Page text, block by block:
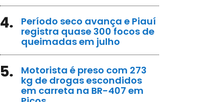
4.
Período seco avança e Piauí
registra quase 300 focos de
queimadas em julho
5.
Motorista é preso com 273
kg de drogas escondidos
em carreta na BR-407 em